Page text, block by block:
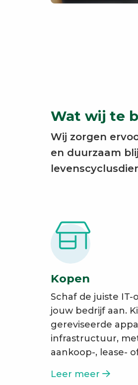
Wat wij te
Wij zorgen
en duurzaam
Kopen
Schaf de juiste
jouw bedrijf aan.
gereviseerde
infrastructuur,
aankoop-, lease-
Leer meer